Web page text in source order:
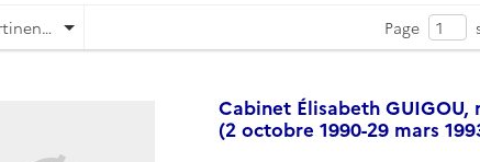
Pertinence Page
Cabinet Élisabeth
(2 octobre 1990-29 mars